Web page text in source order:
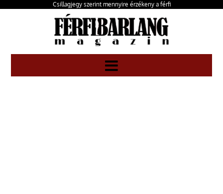
Csillagjegy szerint mennyire érzékeny a férfi